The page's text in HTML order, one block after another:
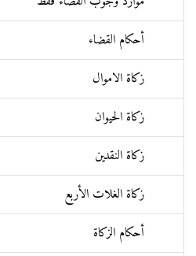
أحكام القضاء
زكاة الاموال
زكاة الحيوان
زكاة النقدين
زكاة الغلات الأربع
أحكام الزكاة